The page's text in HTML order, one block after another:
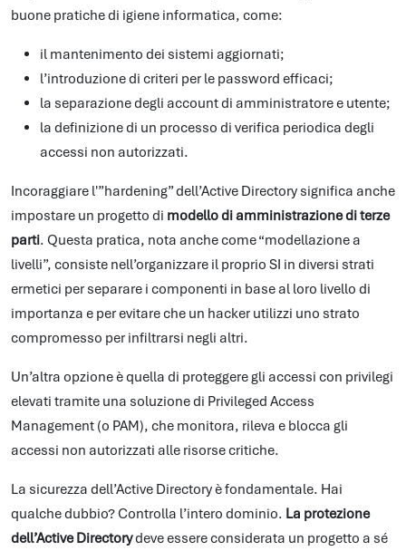
buone pratiche di igiene informatica, come:
il mantenimento dei sistemi aggiornati;
l’introduzione di criteri per le password efficaci;
la separazione degli account di amministratore e utente;
la definizione di un processo di verifica periodica degli
accessi non autorizzati.
Incoraggiare l'”hardening” dell’Active Directory significa anche
impostare un progetto di modello di amministrazione di terze
parti. Questa pratica, nota anche come “modellazione a
livelli”, consiste nell’organizzare il proprio SI in diversi strati
ermetici per separare i componenti in base al loro livello di
importanza e per evitare che un hacker utilizzi uno strato
compromesso per infiltrarsi negli altri.
Un’altra opzione è quella di proteggere gli accessi con privilegi
elevati tramite una soluzione di Privileged Access
Management (o PAM), che monitora, rileva e blocca gli
accessi non autorizzati alle risorse critiche.
La sicurezza dell’Active Directory è fondamentale. Hai
qualche dubbio? Controlla l’intero dominio. La protezione
dell’Active Directorydeve essere considerata un progetto a sé